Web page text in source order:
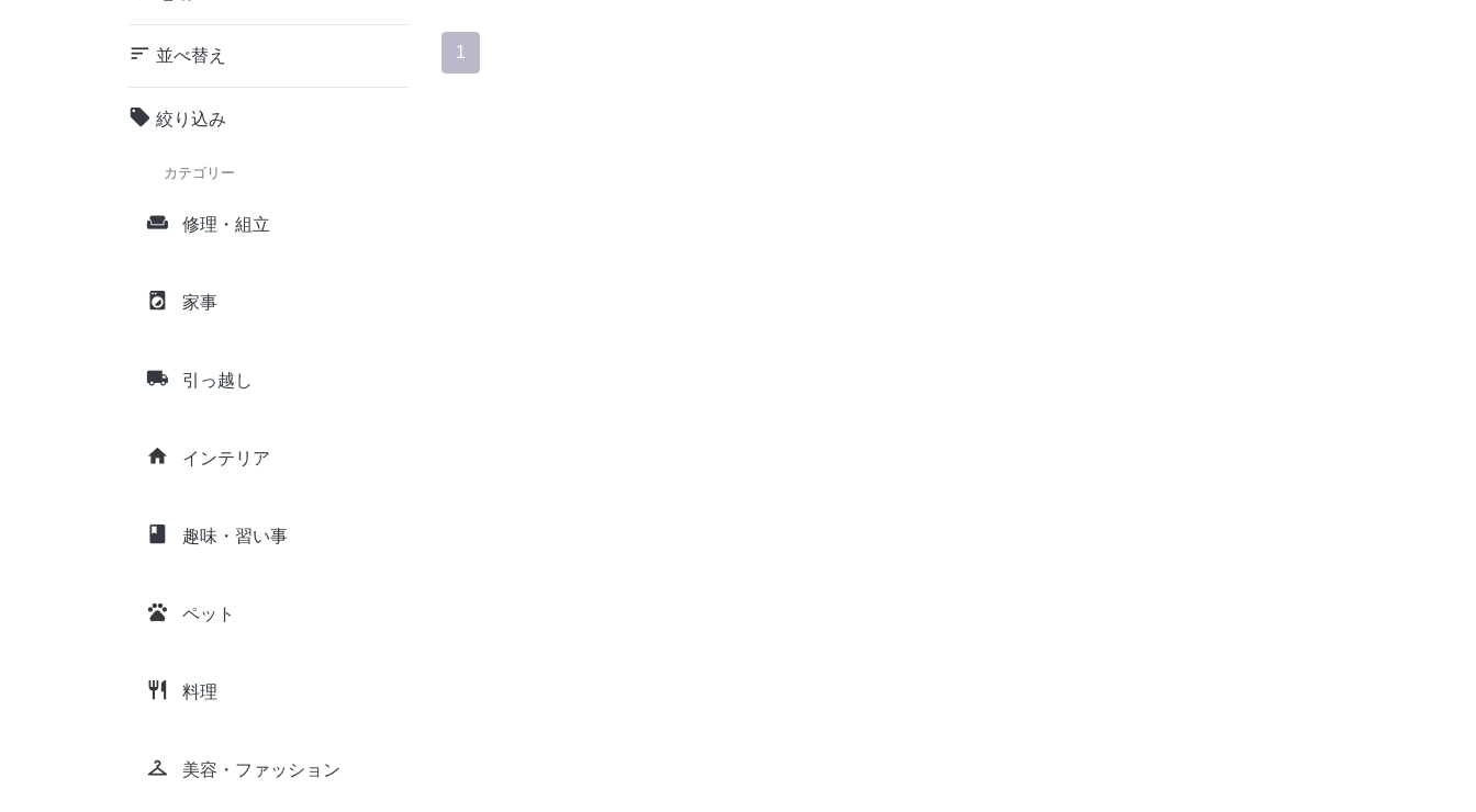
sort 並べ替え
local_offer 絞り込み
カテゴリー
weekend 修理・組立
local_laundry_service 家事
local_shipping 引っ越し
home インテリア
class 趣味・習い事
pets ペット
restaurant 料理
checkroom 美容・ファッション
1